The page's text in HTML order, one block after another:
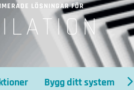
LÖSNINGAR FÖR
Bygg ditt system